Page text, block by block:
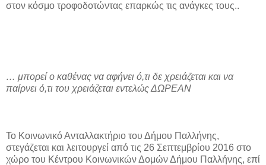
στον κόσμο τροφοδοτώντας επαρκώς τις ανάγκες τους..
… μπορεί ο καθένας να αφήνει ό,τι δε χρειάζεται και να
παίρνει ό,τι του χρειάζεται εντελώς ΔΩΡΕΑΝ
Το Κοινωνικό Ανταλλακτήριο του Δήμου Παλλήνης,
στεγάζεται και λειτουργεί από τις 26 Σεπτεμβρίου 2016 στο
χώρο του Κέντρου Κοινωνικών Δομών Δήμου Παλλήνης, επί